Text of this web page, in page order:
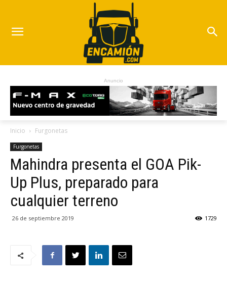
Anuncio
Inicio Furgonetas
Furgonetas
Mahindra presenta el GOA Pik-
Up Plus, preparado para
cualquier terreno
26 de septiembre 2019 1729